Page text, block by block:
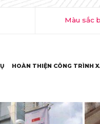
Màu sắc
HOÀN THIỆN CÔNG TRÌNH